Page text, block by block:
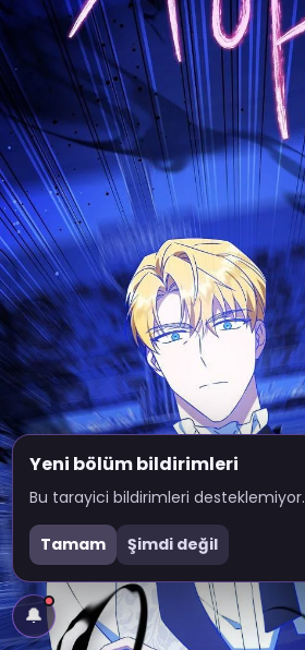
Yeni bölüm bildirimleri
Bu tarayici bildirimleri desteklemiyor.
Tamam Şimdi değil
🔔